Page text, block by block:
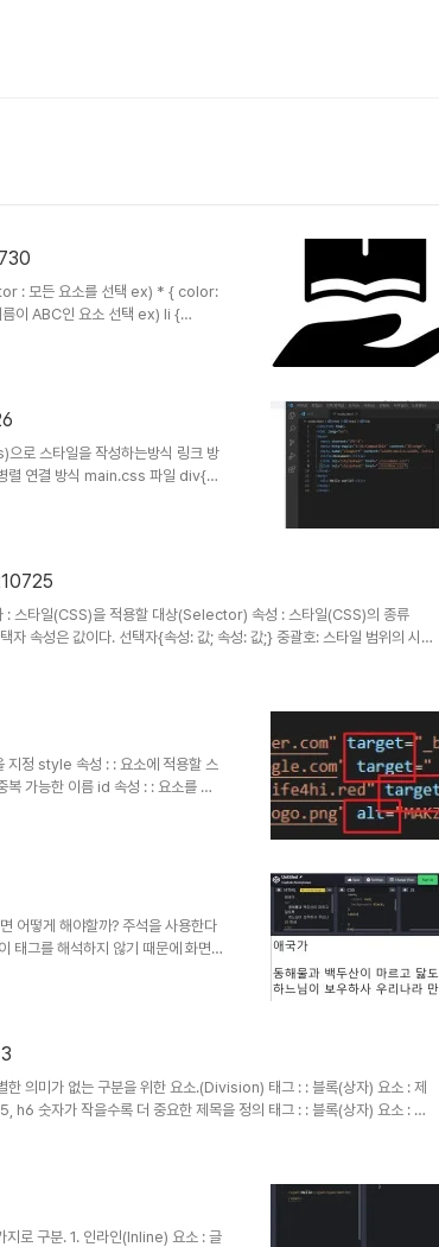
: 모든 요소를 선택 ex) * { color:
이 ABC인 요소 선택 ex) li {
HTML class 속성의 값이 ABC
로 스타일을 작성하는방식 링크 방
렬 연결 방식 main.css 파일 div{
속성에 직접 스타일을 작성하
: 스타일(CSS)을 적용할 대상(Selector) 속성 : 스타일(CSS)의 종류
속성은 값이다. 선택자{속성: 값; 속성: 값;} 중괄호: 스타일 범위의 시작
레드이다. div { color: red; margin: 20px; } : 태그 선택자 속성컬러
지정 style 속성 : : 요소에 적용할 스
가능한 이름 id 속성 : : 요소를 지
: HTML에 저장한 데이터를 js를
어떻게 해야할까? 주석을 사용한다
태그를 해석하지 않기 때문에 화면
의미가 없는 구분을 위한 요소.(Division) 태그 : : 블록(상자) 요소 : 제
숫자가 작을수록 더 중요한 제목을 정의 태그 : : 블록(상자) 요소 : 문
하는 요소.(Image) : src, alt 필수 속성 태그 : : 블록(상자) 요소 : 순서
지로 구분. 1. 인라인(Inline) 요소 : 글